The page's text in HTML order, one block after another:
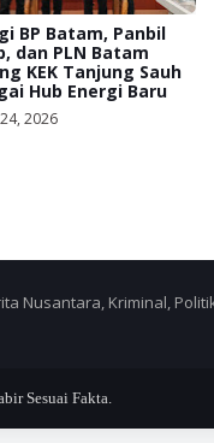
BP Batam, Panbil
dan PLN Batam
KEK Tanjung Sauh
Hub Energi Baru
2026
Nusantara, Kriminal,
Sesuai Fakta.